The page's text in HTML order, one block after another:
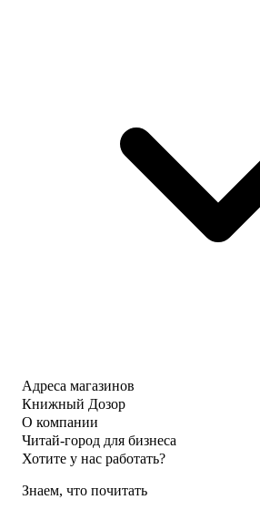
Адреса магазинов
Книжный Дозор
О компании
Читай-город для бизнеса
Хотите у нас работать?
Знаем, что почитать